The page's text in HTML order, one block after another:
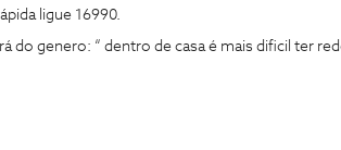
ligue 16990.
do genero: “ dentro de casa é mais dificil ter